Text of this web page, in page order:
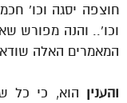
חוצפה יסגה וכו’
וכו’.. והנה מפורש
המאמרים האלה
והענין הוא, כי כל